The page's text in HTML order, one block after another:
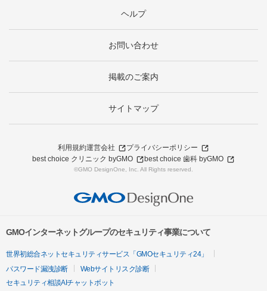
ヘルプ
お問い合わせ
掲載のご案内
サイトマップ
利用規約運営会社
プライバシーポリシー
best choice クリニック byGMO
best choice 歯科 byGMO
©GMO DesignOne, Inc. All Rights reserved.
GMOインターネットグループのセキュリティ事業について
世界初総合ネットセキュリティサービス「GMOセキュリティ24」
パスワード漏洩診断
Webサイトリスク診断
セキュリティ相談AIチャットボット